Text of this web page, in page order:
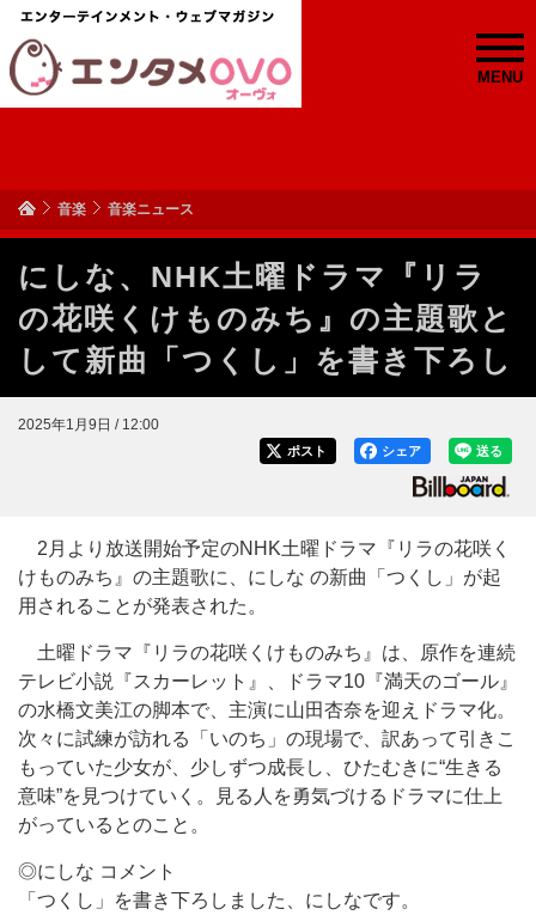
MENU
音楽 音楽ニュース
にしな、NHK土曜ドラマ『リラ
の花咲くけものみち』の主題歌と
して新曲「つくし」を書き下ろし
2025年1月9日 / 12:00
送る
シェア
ポスト
2月より放送開始予定のNHK土曜ドラマ『リラの花咲く
けものみち』の主題歌に、にしな の新曲「つくし」が起
用されることが発表された。
土曜ドラマ『リラの花咲くけものみち』は、原作を連続
テレビ小説『スカーレット』、ドラマ10『満天のゴール』
の水橋文美江の脚本で、主演に山田杏奈を迎えドラマ化。
次々に試練が訪れる「いのち」の現場で、訳あって引きこ
もっていた少女が、少しずつ成長し、ひたむきに“生きる
意味”を見つけていく。見る人を勇気づけるドラマに仕上
がっているとのこと。
◎にしな コメント
「つくし」を書き下ろしました、にしなです。